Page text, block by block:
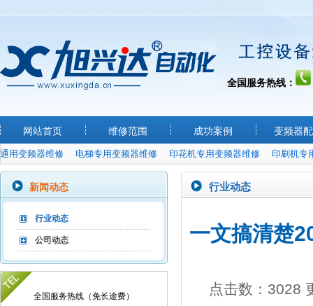
全国服务热线：
网站首页 维修范围 成功案例 变频器
通用变频器维修 电梯专用变频器维修 印花机专用变频器维修 印刷机专
新闻动态
行业动态
公司动态
全国服务热线（免长途费）
行业动态
一文搞清楚
点击数：3028